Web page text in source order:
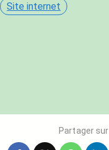
Site internet
Partager sur